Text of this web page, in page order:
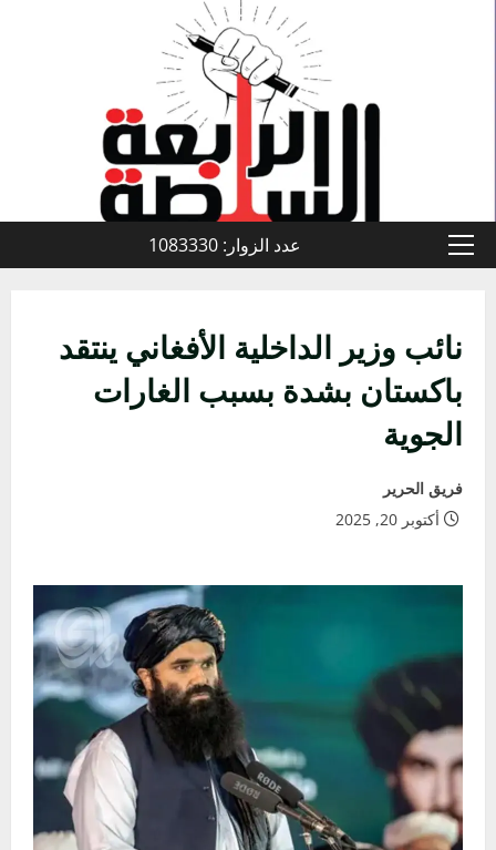
القائمة
عدد الزوار: 1083330
نائب وزير الداخلية الأفغاني ينتقد
باكستان بشدة بسبب الغارات
الجوية
فريق الحرير
أكتوبر 20, 2025